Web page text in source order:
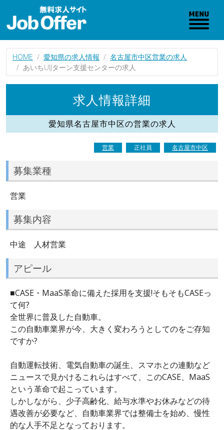
HOME 愛知県の求人情報
名古屋市中区営業の求人
あいちUIJターン支援センターの求人
求人情報詳細
愛知県名古屋市中区の営業の求人
営業 正社員 名古屋市中区
募集業種
営業
募集内容
中途 人材営業
アピール
■CASE・MaaS革命に備えた採用を支援!そもそもCASEっ
て何?
全世界に普及した自動車。
この自動車業界が今、大きく変わろうとしてのをご存知
ですか?
自動運転技術、電気自動車の誕生、スマホとの連動など
ニュースで見かけるこれらはすべて、このCASE、MaaS
という革命で起こっています。
しかしながら、少子高齢化、給与水準やお休みなどの待
遇改善が必要など、自動車業界では整備士を始め、慢性
的な人手不足となっております。